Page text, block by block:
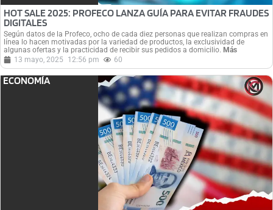
HOT SALE 2025: PROFECO LANZA GUÍA PARA EVITAR FRAUDES
DIGITALES
Según datos de la Profeco, ocho de cada diez personas que realizan compras en
línea lo hacen motivadas por la variedad de productos, la exclusividad de
algunas ofertas y la practicidad de recibir sus pedidos a domicilio. Más
13 mayo, 2025
12:56 pm 60
ECONOMÍA